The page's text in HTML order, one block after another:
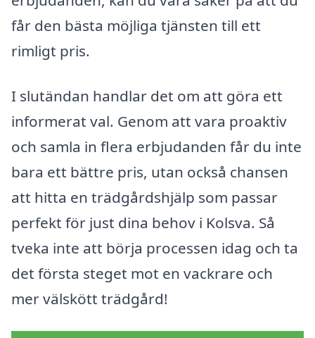
får den bästa möjliga tjänsten till ett
rimligt pris.
I slutändan handlar det om att göra ett
informerat val. Genom att vara proaktiv
och samla in flera erbjudanden får du inte
bara ett bättre pris, utan också chansen
att hitta en trädgårdshjälp som passar
perfekt för just dina behov i Kolsva. Så
tveka inte att börja processen idag och ta
det första steget mot en vackrare och
mer välskött trädgård!